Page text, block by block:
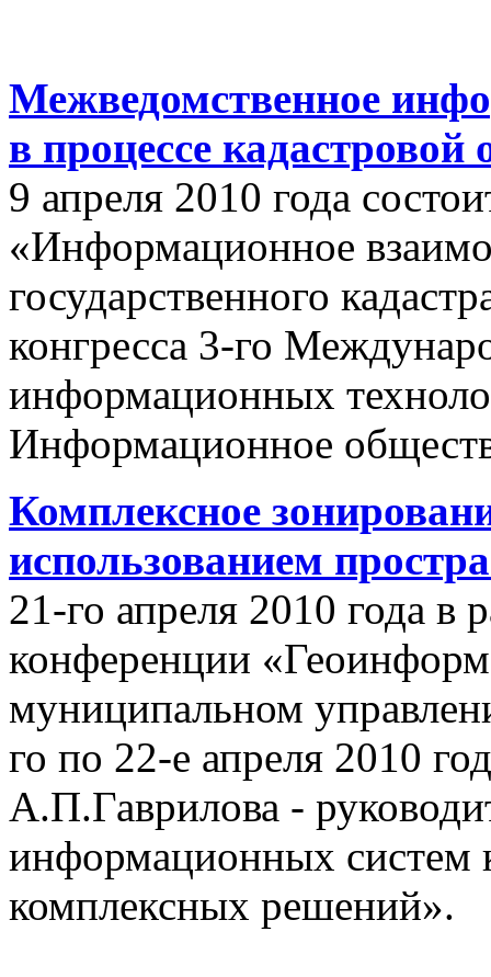
Межведомственное
в процессе
9 апреля 2010 года
«Информационное
государственного
конгресса 3-го
информационных
Информационное
Комплексное
использованием
21-го апреля 2010 года в
конференции
муниципальном
го по 22-е апреля 2010
А.П.Гаврилова -
информационных систем
комплексных решений».